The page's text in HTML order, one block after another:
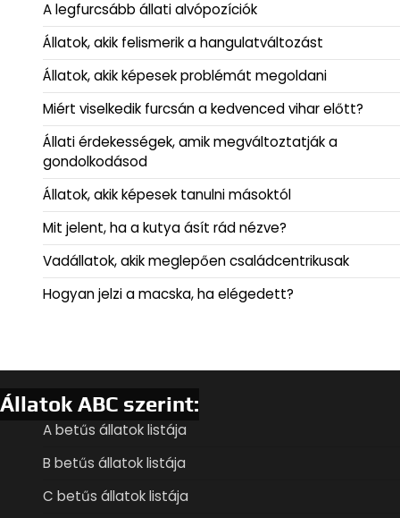
A legfurcsább állati alvópozíciók
Állatok, akik felismerik a hangulatváltozást
Állatok, akik képesek problémát megoldani
Miért viselkedik furcsán a kedvenced vihar előtt?
Állati érdekességek, amik megváltoztatják a
gondolkodásod
Állatok, akik képesek tanulni másoktól
Mit jelent, ha a kutya ásít rád nézve?
Vadállatok, akik meglepően családcentrikusak
Hogyan jelzi a macska, ha elégedett?
Állatok ABC szerint:
A betűs állatok listája
B betűs állatok listája
C betűs állatok listája